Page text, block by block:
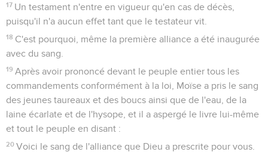
17 Un testament n'entre en vigueur qu'en cas de décès,
puisqu'il n'a aucun effet tant que le testateur vit.
18 C'est pourquoi, même la première alliance a été inaugurée
avec du sang.
19 Après avoir prononcé devant le peuple entier tous les
commandements conformément à la loi, Moïse a pris le sang
des jeunes taureaux et des boucs ainsi que de l'eau, de la
laine écarlate et de l'hysope, et il a aspergé le livre lui-même
et tout le peuple en disant :
20 Voici le sang de l'alliance que Dieu a prescrite pour vous.